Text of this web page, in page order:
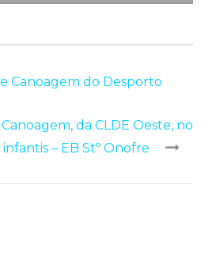
Canoagem do Desporto
da CLDE Oeste, no
– EB Stº Onofre